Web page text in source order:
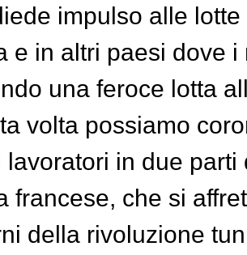
impulso alle
e in altri paesi dove
una feroce lotta
volta possiamo
lavoratori in due
francese, che si
della rivoluzione